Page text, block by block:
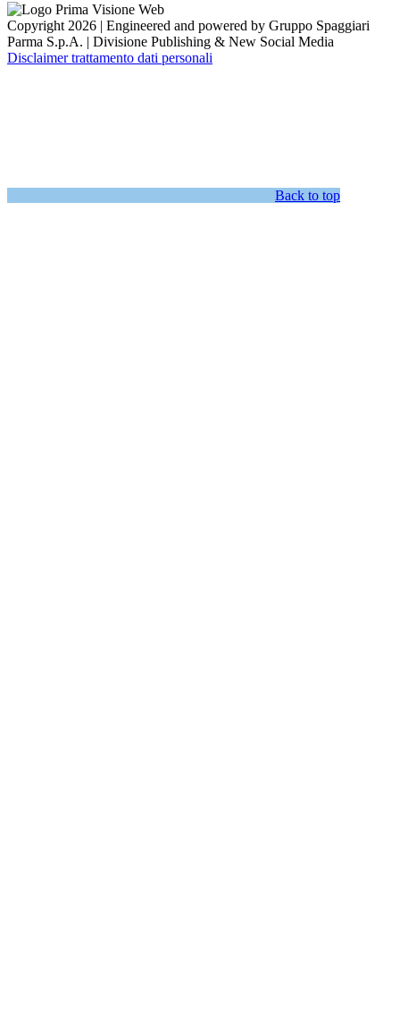
Copyright 2026 | Engineered and powered by Gruppo Spaggiari
Parma S.p.A. | Divisione Publishing & New Social Media
Disclaimer trattamento dati personali
Back to top